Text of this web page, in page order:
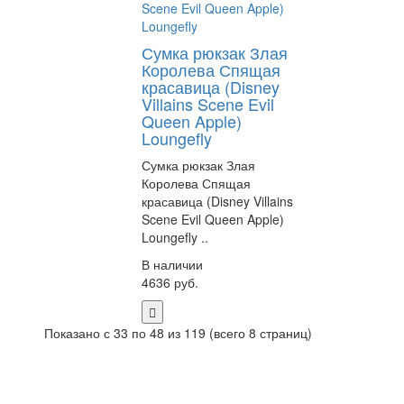
Сумка рюкзак Злая
Королева Спящая
красавица (Disney
Villains Scene Evil
Queen Apple)
Loungefly
Сумка рюкзак Злая
Королева Спящая
красавица (Disney Villains
Scene Evil Queen Apple)
Loungefly ..
В наличии
4636 руб.
Показано с 33 по 48 из 119 (всего 8 страниц)